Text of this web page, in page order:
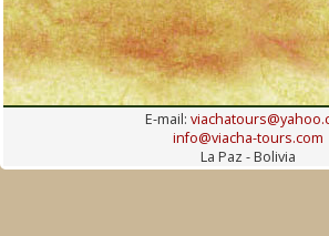
E-mail:
info@viacha-tours.com
La Paz - Bolivia